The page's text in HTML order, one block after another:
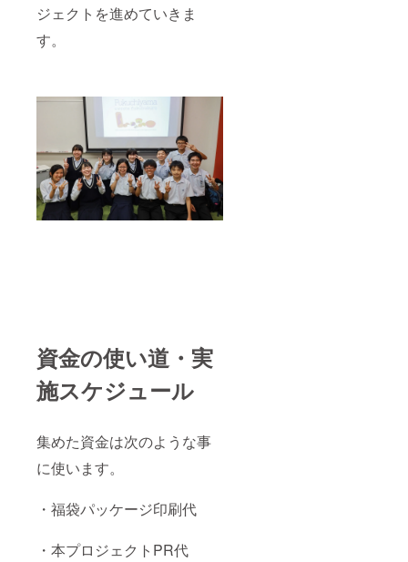
ジェクトを進めていきま
す。
資金の使い道・実
施スケジュール
集めた資金は次のような事
に使います。
・福袋パッケージ印刷代
・本プロジェクトPR代